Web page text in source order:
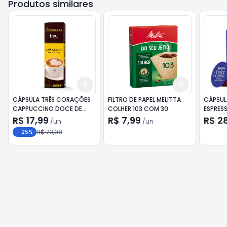
Produtos similares
+
CÁPSULA TRÊS CORAÇÕES
CAPPUCCINO DOCE DE
LEITE HAVANNA 10X11G
R$ 17,99 /un
- 25% R$ 23,98
+5 +
Add
FILTRO DE PAPEL MELITTA
COLHER 103 COM 30
R$ 7,99 /un R$